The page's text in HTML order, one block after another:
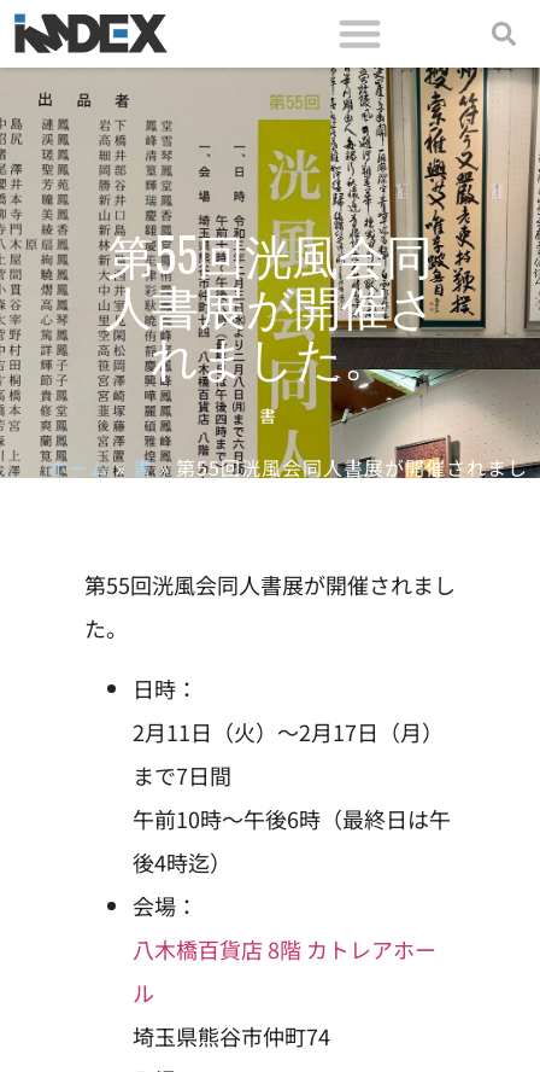
第55回洸風会同
人書展が開催さ
れました。
書
ホーム» 書»第55回洸風会同人書展が開催されまし
第55回洸風会同人書展が開催されまし
た。
日時：
2月11日（火）～2月17日（月）
まで7日間
午前10時～午後6時（最終日は午
後4時迄）
会場：
八木橋百貨店 8階 カトレアホー
ル
埼玉県熊谷市仲町74